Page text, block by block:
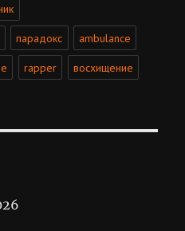
парадокс ambulance
rapper восхищение